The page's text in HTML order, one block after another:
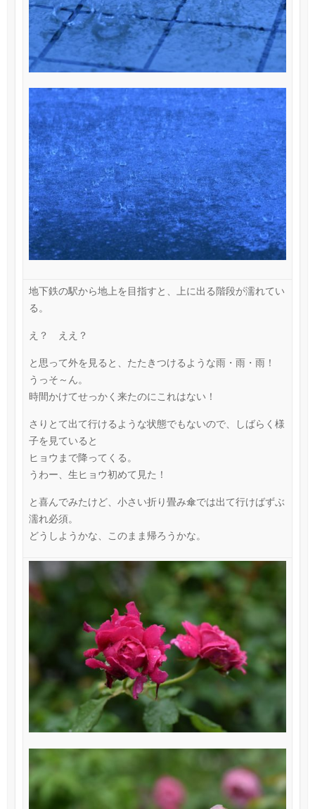
地下鉄の駅から地上を目指すと、上に出る階段が濡れてい
る。
え？ ええ？
と思って外を見ると、たたきつけるような雨・雨・雨！
うっそ～ん。
時間かけてせっかく来たのにこれはない！
さりとて出て行けるような状態でもないので、しばらく様
子を見ていると
ヒョウまで降ってくる。
うわー、生ヒョウ初めて見た！
と喜んでみたけど、小さい折り畳み傘では出て行けばずぶ
濡れ必須。
どうしようかな、このまま帰ろうかな。